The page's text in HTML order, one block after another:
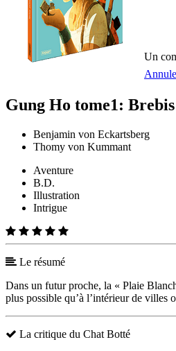
Un
Gung Ho tome1: Brebis
Benjamin von Eckartsberg
Thomy von Kummant
Aventure
B.D.
Illustration
Intrigue
Le résumé
Dans un futur proche, la « Plaie
plus possible qu’à l’intérieur de villes
La critique du Chat Botté